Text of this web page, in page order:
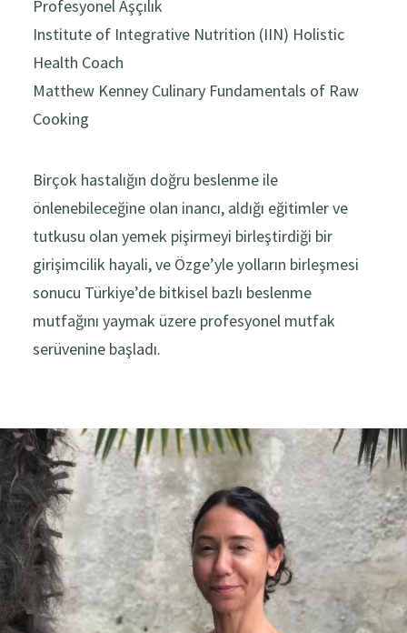
Profesyonel Aşçılık
Institute of Integrative Nutrition (IIN) Holistic
Health Coach
Matthew Kenney Culinary Fundamentals of Raw
Cooking
Birçok hastalığın doğru beslenme ile
önlenebileceğine olan inancı, aldığı eğitimler ve
tutkusu olan yemek pişirmeyi birleştirdiği bir
girişimcilik hayali, ve Özge’yle yolların birleşmesi
sonucu Türkiye’de bitkisel bazlı beslenme
mutfağını yaymak üzere profesyonel mutfak
serüvenine başladı.